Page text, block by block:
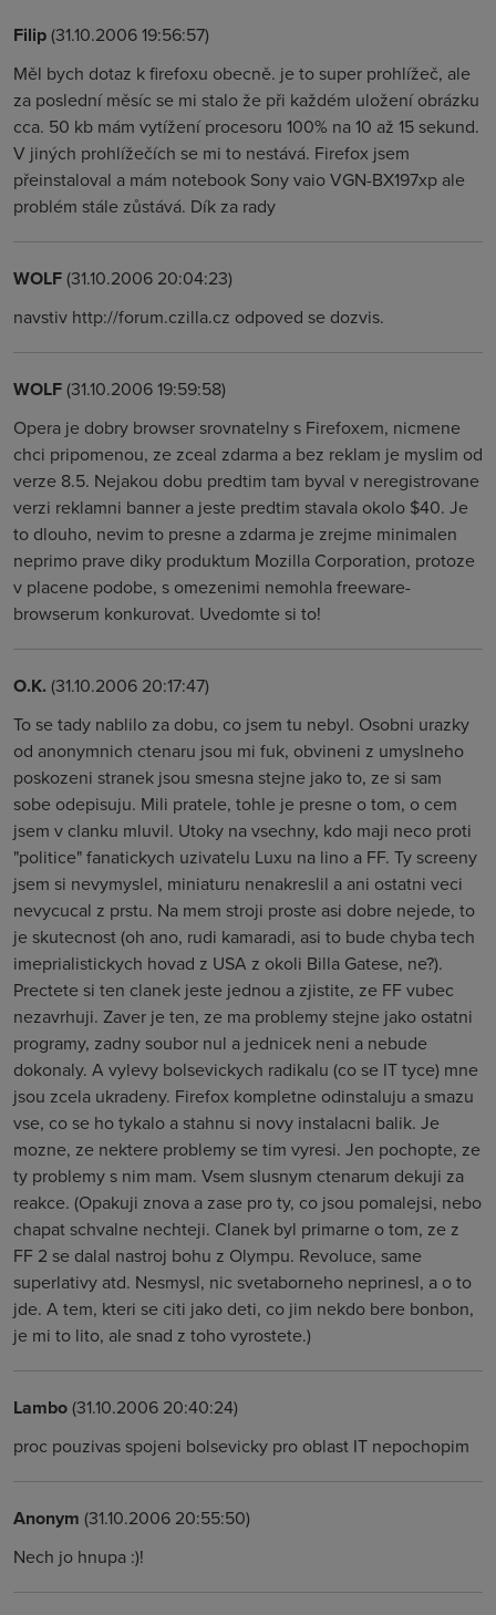
Filip(31.10.2006 19:56:57)
Měl bych dotaz k firefoxu obecně. je to super prohlížeč, ale
za poslední měsíc se mi stalo že při každém uložení obrázku
cca. 50 kb mám vytížení procesoru 100% na 10 až 15 sekund.
V jiných prohlížečích se mi to nestává. Firefox jsem
přeinstaloval a mám notebook Sony vaio VGN-BX197xp ale
problém stále zůstává. Dík za rady
WOLF(31.10.2006 20:04:23)
navstiv http://forum.czilla.cz odpoved se dozvis.
WOLF(31.10.2006 19:59:58)
Opera je dobry browser srovnatelny s Firefoxem, nicmene
chci pripomenou, ze zceal zdarma a bez reklam je myslim od
verze 8.5. Nejakou dobu predtim tam byval v neregistrovane
verzi reklamni banner a jeste predtim stavala okolo $40. Je
to dlouho, nevim to presne a zdarma je zrejme minimalen
neprimo prave diky produktum Mozilla Corporation, protoze
v placene podobe, s omezenimi nemohla freeware-
browserum konkurovat. Uvedomte si to!
O.K. (31.10.2006 20:17:47)
To se tady nablilo za dobu, co jsem tu nebyl. Osobni urazky
od anonymnich ctenaru jsou mi fuk, obvineni z umyslneho
poskozeni stranek jsou smesna stejne jako to, ze si sam
sobe odepisuju. Mili pratele, tohle je presne o tom, o cem
jsem v clanku mluvil. Utoky na vsechny, kdo maji neco proti
"politice" fanatickych uzivatelu Luxu na lino a FF. Ty screeny
jsem si nevymyslel, miniaturu nenakreslil a ani ostatni veci
nevycucal z prstu. Na mem stroji proste asi dobre nejede, to
je skutecnost (oh ano, rudi kamaradi, asi to bude chyba tech
imeprialistickych hovad z USA z okoli Billa Gatese, ne?).
Prectete si ten clanek jeste jednou a zjistite, ze FF vubec
nezavrhuji. Zaver je ten, ze ma problemy stejne jako ostatni
programy, zadny soubor nul a jednicek neni a nebude
dokonaly. A vylevy bolsevickych radikalu (co se IT tyce) mne
jsou zcela ukradeny. Firefox kompletne odinstaluju a smazu
vse, co se ho tykalo a stahnu si novy instalacni balik. Je
mozne, ze nektere problemy se tim vyresi. Jen pochopte, ze
ty problemy s nim mam. Vsem slusnym ctenarum dekuji za
reakce. (Opakuji znova a zase pro ty, co jsou pomalejsi, nebo
chapat schvalne nechteji. Clanek byl primarne o tom, ze z
FF 2 se dalal nastroj bohu z Olympu. Revoluce, same
superlativy atd. Nesmysl, nic svetaborneho neprinesl, a o to
jde. A tem, kteri se citi jako deti, co jim nekdo bere bonbon,
je mi to lito, ale snad z toho vyrostete.)
Lambo(31.10.2006 20:40:24)
proc pouzivas spojeni bolsevicky pro oblast IT nepochopim
Anonym (31.10.2006 20:55:50)
Nech jo hnupa :)!